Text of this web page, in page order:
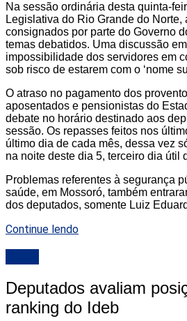
Na sessão ordinária desta quinta-
Legislativa do Rio Grande do Norte,
consignados por parte do Governo
temas debatidos. Uma discussão
impossibilidade dos servidores em
sob risco de estarem com o ‘nome
O atraso no pagamento dos
aposentados e pensionistas do
debate no horário destinado aos
sessão. Os repasses feitos nos
último dia de cada mês, dessa vez
na noite deste dia 5, terceiro dia útil
Problemas referentes à segurança
saúde, em Mossoró, também
dos deputados, somente Luiz
Continue lendo
Deputados avaliam
ranking do Ideb